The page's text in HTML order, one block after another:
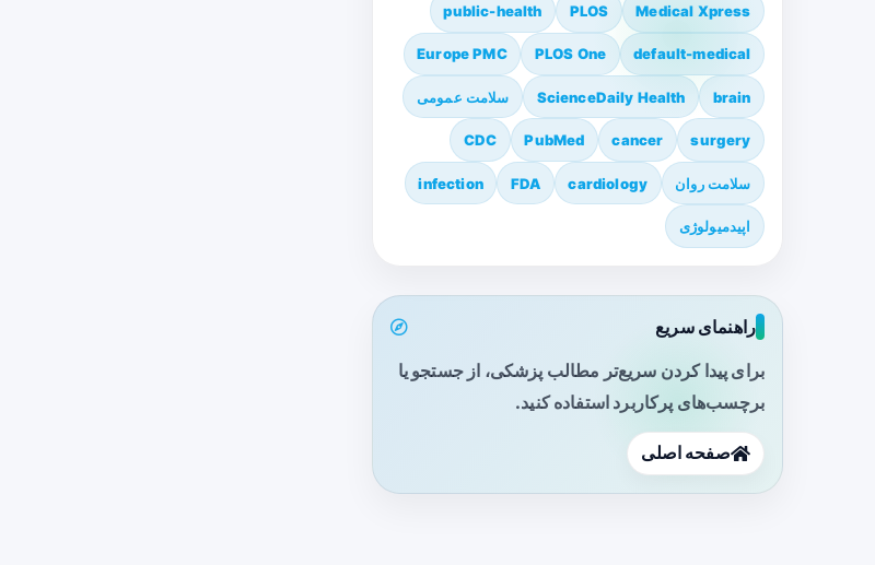
Medical Xpress
PLOS
public-health
default-medical
PLOS One
Europe PMC
brain
ScienceDaily Health سلامت عمومی
surgery
cancer
PubMed
CDC
سلامت روان cardiology
FDA
infection
اپیدمیولوژی
راهنمای سریع
برای پیدا کردن سریع‌تر مطالب پزشکی، از جستجو یا
برچسب‌های پرکاربرد استفاده کنید.
صفحه اصلی